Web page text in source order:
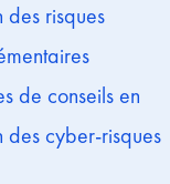
des risques
de conseils en
des cyber-risques